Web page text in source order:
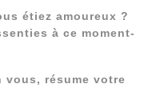
étiez amoureux ?
à ce moment-
vous, résume votre